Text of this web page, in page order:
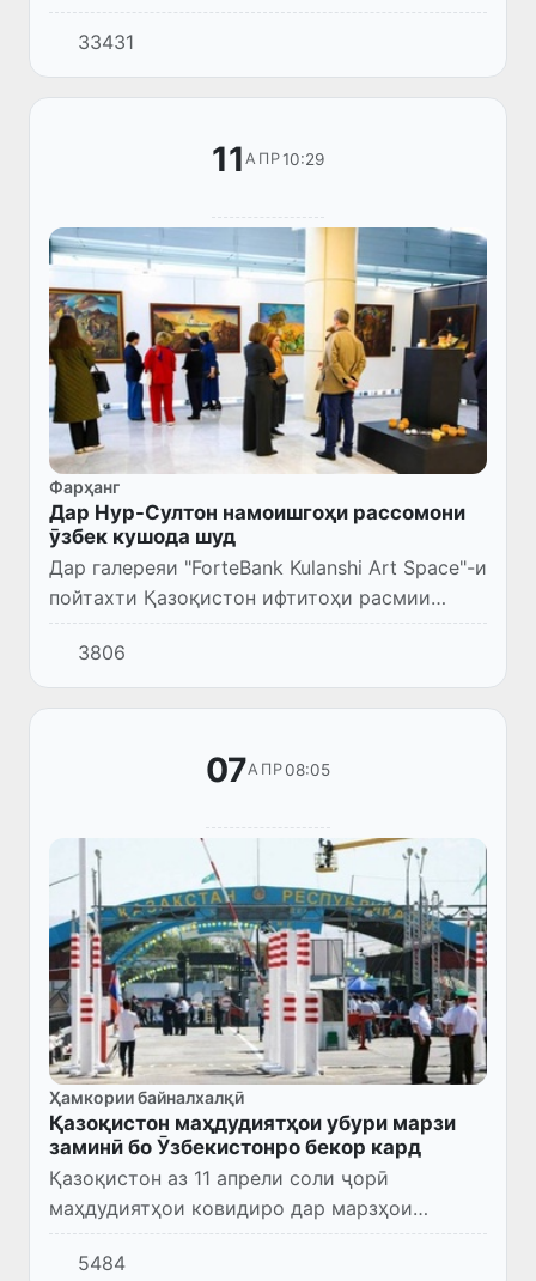
шаҳрҳои Ҷумҳурии Қазоқистон ба роҳ монда
мешаванд:
33431
11АПР10:29
Фарҳанг
Дар Нур-Султон намоишгоҳи рассомони
ӯзбек кушода шуд
Дар галереяи "ForteBank Kulanshi Art Space"-и
пойтахти Қазоқистон ифтитоҳи расмии
намоишгоҳи «Вақти шарқӣ» баргузор шуд, ки
дар он асарҳои рассомони ӯзбек, қолинҳои
дастии бофандаг...
3806
07АПР08:05
Ҳамкории байналхалқӣ
Қазоқистон маҳдудиятҳои убури марзи
заминӣ бо Ӯзбекистонро бекор кард
Қазоқистон аз 11 апрели соли ҷорӣ
маҳдудиятҳои ковидиро дар марзҳои
заминӣ бо Ӯзбекистон, инчунин Русия ва
Қирғизистон бекор мекунад.
5484